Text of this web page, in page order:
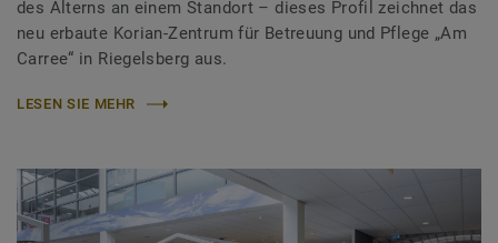
des Alterns an einem Standort – dieses Profil zeichnet das
neu erbaute Korian-Zentrum für Betreuung und Pflege „Am
Carree“ in Riegelsberg aus.
LESEN SIE MEHR